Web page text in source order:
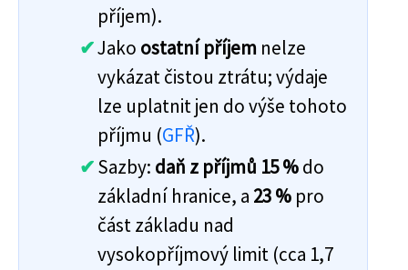
příjem).
Jako ostatní příjemnelze
vykázat čistou ztrátu; výdaje
lze uplatnit jen do výše tohoto
příjmu (GFŘ).
Sazby: daň z příjmů 15 %do
základní hranice, a 23 %pro
část základu nad
vysokopříjmový limit (cca 1,7